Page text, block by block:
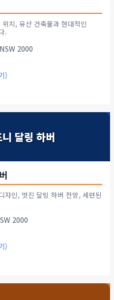
치, 유산 건축물과 현대적인
.
2000
)
달링 하버
자인, 멋진 달링 하버 전망, 세련된
2000
)